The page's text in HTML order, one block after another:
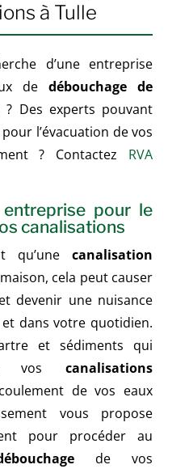
à Tulle
d’une entreprise
dedébouchage de
? Des experts pouvant
l’évacuation de vos
? Contactez RVA
pour le
canalisations
qu’unecanalisation
cela peut causer
devenir une nuisance
dans votre quotidien.
et sédiments qui
voscanalisations
de vos eaux
vous propose
pour procéder au
de vos